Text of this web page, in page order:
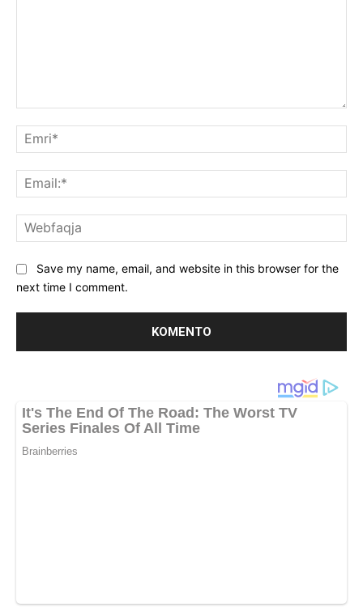
Save my name, email, and website in this browser for the
next time I comment.